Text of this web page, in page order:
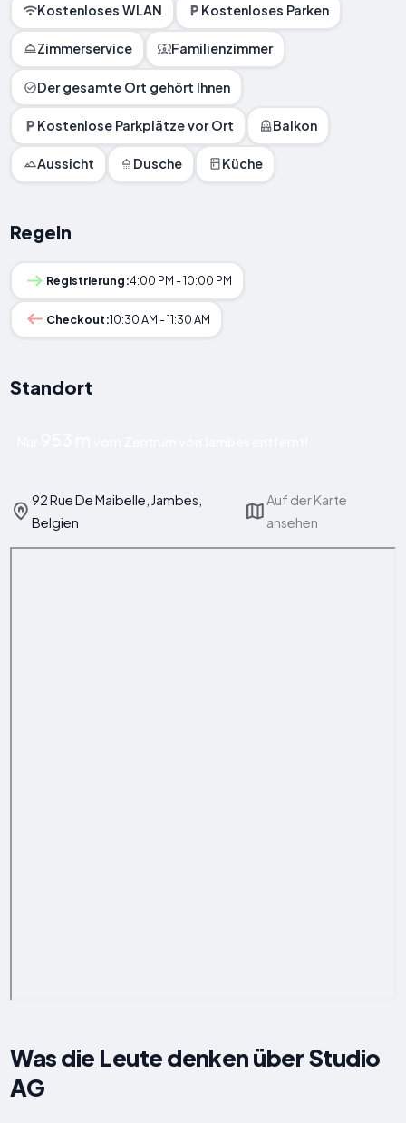
Kostenloses WLAN Kostenloses Parken
Zimmerservice Familienzimmer
Der gesamte Ort gehört Ihnen
Kostenlose Parkplätze vor Ort Balkon
Aussicht Dusche Küche
Regeln
Registrierung:4:00 PM - 10:00 PM
Checkout:10:30 AM - 11:30 AM
Standort
92 Rue De Maibelle, Jambes,
Belgien
Auf der Karte
ansehen
Was die Leute denken über Studio
AG